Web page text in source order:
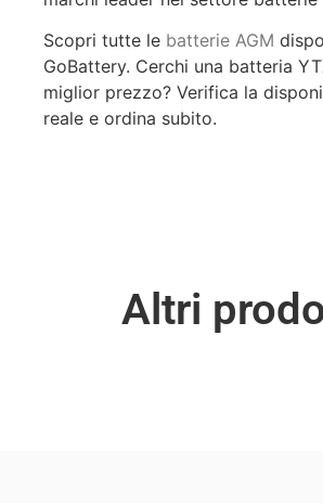
Scopri tutte le batterie AGM
GoBattery. Cerchi una batteria
miglior prezzo? Verifica la
reale e ordina subito.
Altri